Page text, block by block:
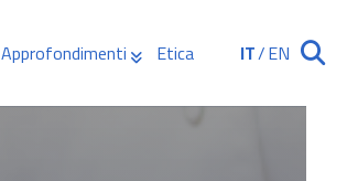
Approfondimenti Etica IT/EN Ricerca